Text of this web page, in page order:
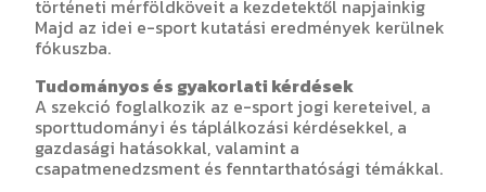
történeti mérföldköveit a kezdetektől napjainkig
Majd az idei e-sport kutatási eredmények kerülnek
fókuszba.
Tudományos és gyakorlati kérdések
A szekció foglalkozik az e-sport jogi kereteivel, a
sporttudományi és táplálkozási kérdésekkel, a
gazdasági hatásokkal, valamint a
csapatmenedzsment és fenntarthatósági témákkal.